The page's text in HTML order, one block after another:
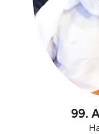
99.